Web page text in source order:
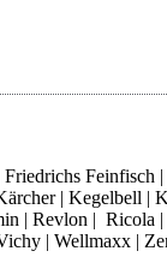
| Kegelbell
| Revlon | Ricola
Vichy | Wellmaxx |